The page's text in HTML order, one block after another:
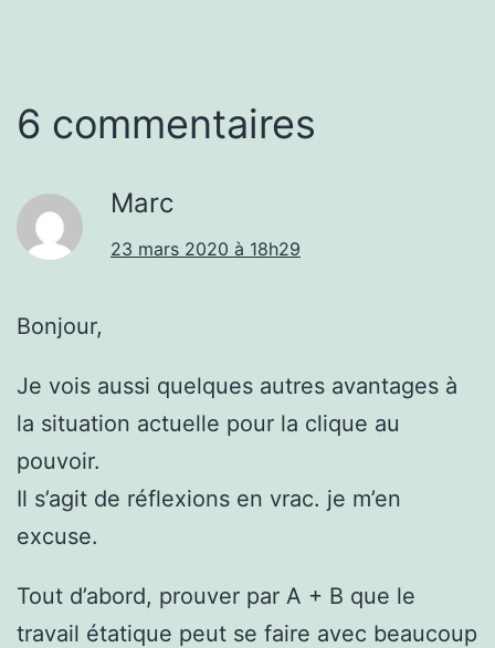
6 commentaires
Marc
23 mars 2020 à 18h29
Bonjour,
Je vois aussi quelques autres avantages à
la situation actuelle pour la clique au
pouvoir.
Il s’agit de réflexions en vrac. je m’en
excuse.
Tout d’abord, prouver par A + B que le
travail étatique peut se faire avec beaucoup